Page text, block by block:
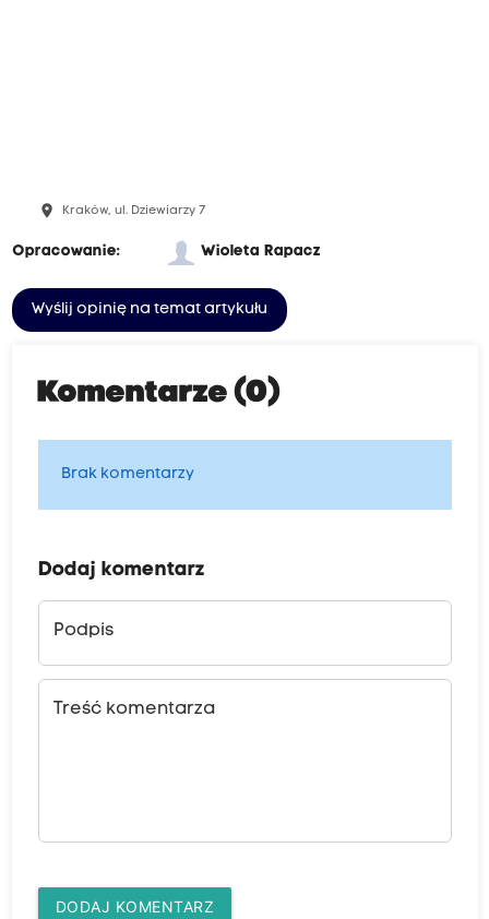
place Kraków, ul. Dziewiarzy 7
Opracowanie: Wioleta Rapacz
Wyślij opinię na temat artykułu
Komentarze (0)
Brak komentarzy
Dodaj komentarz
Podpis
Treść komentarza
DODAJ KOMENTARZ